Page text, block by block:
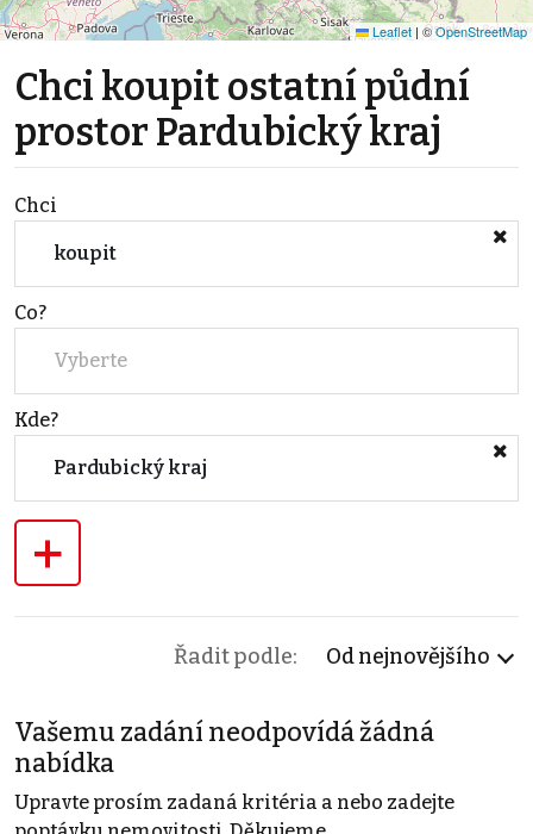
Leaflet | ©OpenStreetMap
Chci koupit ostatní půdní
prostor Pardubický kraj
Chci
koupit
Co?
Vyberte
Kde?
Pardubický kraj
+
Řadit podle: Od nejnovějšího
Vašemu zadání neodpovídá žádná
nabídka
Upravte prosím zadaná kritéria a nebo zadejte